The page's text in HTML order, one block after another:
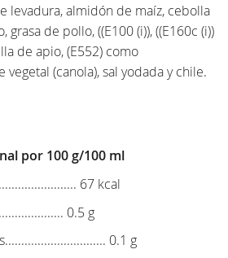
levadura, almidón de maíz, cebolla
de pollo, ((E100 (i)), ((E160c (i))
de apio, (E552) como
(canola), sal yodada y chile.
por 100 g/100 ml
67 kcal
0.5 g
0.1 g